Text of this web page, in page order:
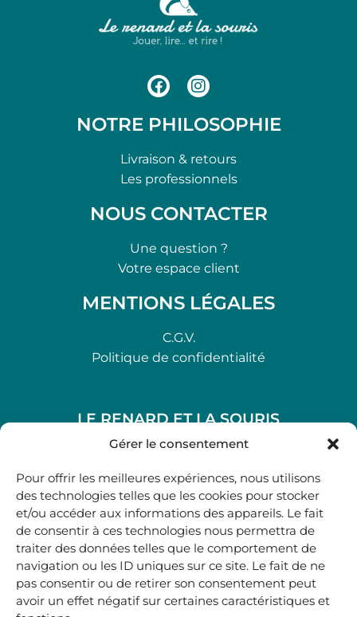
Gérer le consentement
Pour offrir les meilleures expériences, nous utilisons
des technologies telles que les cookies pour stocker
et/ou accéder aux informations des appareils. Le fait
de consentir à ces technologies nous permettra de
traiter des données telles que le comportement de
navigation ou les ID uniques sur ce site. Le fait de ne
pas consentir ou de retirer son consentement peut
avoir un effet négatif sur certaines caractéristiques et
NOTRE PHILOSOPHIE
Livraison & retours
Les professionnels
NOUS CONTACTER
Une question ?
Votre espace client
MENTIONS LÉGALES
C.G.V.
Politique de confidentialité
LE RENARD ET LA SOURIS
48, rue Maubec 33210 LANGON
05 40 41 37 18
.
MARDI AU SAMEDI
10H00-12H45 | 14H00 -19H00
boutique@lerenardetlasouris.com